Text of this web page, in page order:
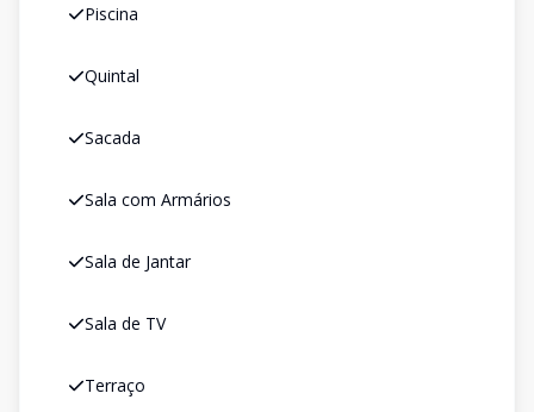
Piscina
Quintal
Sacada
Sala com Armários
Sala de Jantar
Sala de TV
Terraço